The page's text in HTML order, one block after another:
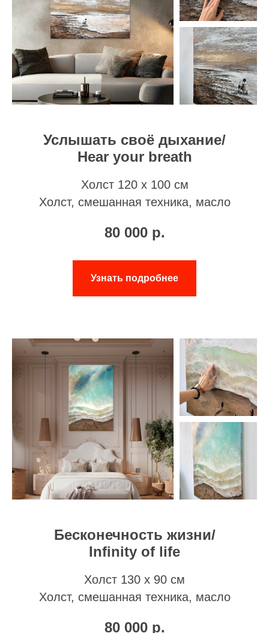
Услышать своё дыхание/
Hear your breath
Холст 120 х 100 см
Холст, смешанная техника, масло
80 000 р.
Узнать подробнее
Бесконечность жизни/
Infinity of life
Холст 130 х 90 см
Холст, смешанная техника, масло
80 000 р.